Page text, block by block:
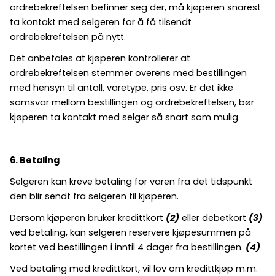
ordrebekreftelsen befinner seg der, må kjøperen snarest
ta kontakt med selgeren for å få tilsendt
ordrebekreftelsen på nytt.
Det anbefales at kjøperen kontrollerer at
ordrebekreftelsen stemmer overens med bestillingen
med hensyn til antall, varetype, pris osv. Er det ikke
samsvar mellom bestillingen og ordrebekreftelsen, bør
kjøperen ta kontakt med selger så snart som mulig.
6. Betaling
Selgeren kan kreve betaling for varen fra det tidspunkt
den blir sendt fra selgeren til kjøperen.
Dersom kjøperen bruker kredittkort (2) eller debetkort (3)
ved betaling, kan selgeren reservere kjøpesummen på
kortet ved bestillingen i inntil 4 dager fra bestillingen. (4)
Ved betaling med kredittkort, vil lov om kredittkjøp m.m.